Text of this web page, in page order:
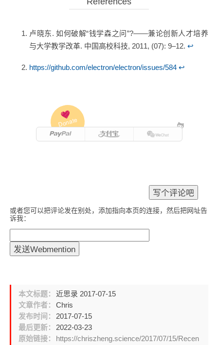
卢晓东. 如何破解“钱学森之问”?——兼论创新人才培养
与大学教学改革. 中国高校科技, 2011, (07): 9–12. ↩
https://github.com/electron/electron/issues/584 ↩
Donate
或者您可以把评论发在别处，添加指向本页的连接，然后把网址告
诉我：
本文标题：
近思录 2017-07-15
文章作者：
Chris
发布时间：
2017-07-15
最后更新：
2022-03-23
原始链接：
https://chriszheng.science/2017/07/15/Recen